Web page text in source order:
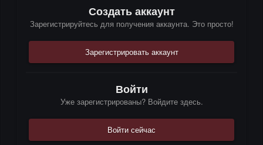
Создать аккаунт
Зарегистрируйтесь для получения аккаунта. Это просто!
Зарегистрировать аккаунт
Войти
Уже зарегистрированы? Войдите здесь.
Войти сейчас